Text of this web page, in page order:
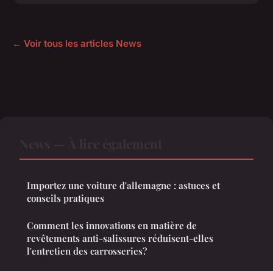
← Voir tous les articles News
Importez une voiture d'allemagne : astuces et
conseils pratiques
Comment les innovations en matière de
revêtements anti-salissures réduisent-elles
l'entretien des carrosseries?